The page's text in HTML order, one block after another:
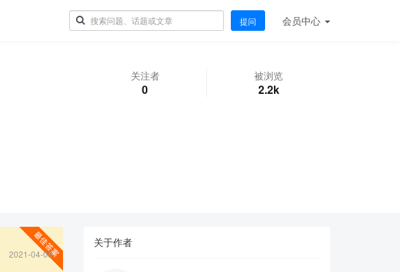
提问 会员中心
关注者
0
被浏览
2.2k
2021-04-08
关于作者